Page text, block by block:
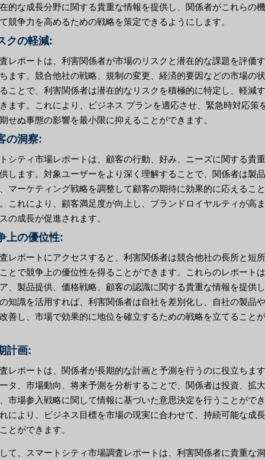
的な成長分野に関する貴重な情報を提供し、関係者がこれらの
競争力を高めるための戦略を策定できるようにします。
クの軽減:
レポートは、利害関係者が市場のリスクと潜在的な課題を評価
ます。競合他社の戦略、規制の変更、経済的要因などの市場の
ことで、利害関係者は潜在的なリスクを積極的に特定し、軽減
ます。これにより、ビジネス プランを適応させ、緊急時対応策
せぬ事態の影響を最小限に抑えることができます。
の洞察:
シティ市場レポートは、顧客の行動、好み、ニーズに関する貴
します。対象ユーザーをより深く理解することで、関係者は製
マーケティング戦略を調整して顧客の期待に効果的に応えるこ
これにより、顧客満足度が向上し、ブランドロイヤルティが高
の成長が促進されます。
上の優位性:
レポートにアクセスすると、利害関係者は競合他社の長所と短
とで競争上の優位性を得ることができます。これらのレポート
、製品提供、価格戦略、顧客の認識に関する貴重な情報を提供
知識を活用すれば、利害関係者は自社を差別化し、自社の製品
善し、市場で効果的に地位を確立するための戦略を立てること
計画:
レポートは、関係者が長期的な計画と予測を行うのに役立ちま
タ、市場動向、将来予測を分析することで、関係者は投資、拡
市場参入戦略に関して情報に基づいた意思決定を行うことがで
により、ビジネス目標を市場の現実に合わせて、持続可能な成
とができます。
て、スマートシティ市場調査レポートは、利害関係者に貴重な